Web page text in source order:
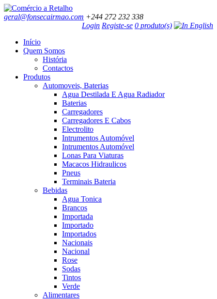
geral@fonsecairmao.com +244 272 232 338
Login Registe-se 0 produto(s)
Início
Quem Somos
História
Contactos
Produtos
Automoveis, Baterias
Agua Destilada E Agua Radiador
Baterias
Carregadores
Carregadores E Cabos
Electrolito
Intrumentos Automóvel
Intrumentos Automóvel
Lonas Para Viaturas
Macacos Hidraulicos
Pneus
Terminais Bateria
Bebidas
Agua Tonica
Brancos
Importada
Importado
Importados
Nacionais
Nacional
Rose
Sodas
Tintos
Verde
Alimentares